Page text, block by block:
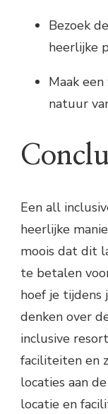
Bezoek
heerlijke
Maak
natuur
Een all
heerlijke
moois dat dit
te betalen
hoef je tijdens
denken over
inclusive
faciliteiten en
locaties aan
locatie en